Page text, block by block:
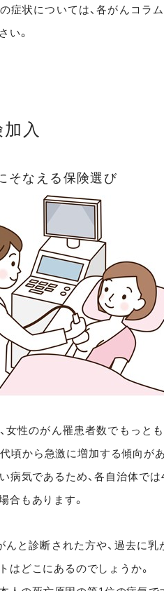
症状については、各がんコラ
い。
入
そなえる保険選び
女性のがん罹患者数でもっと
頃から急激に増加する傾向が
病気であるため、各自治体で
合もあります。
んと診断された方や、過去に
はどこにあるのでしょうか。